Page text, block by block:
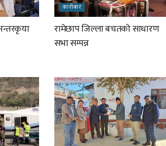
कारोबार
रामेछाप जिल्ला बचतको साधारण
सभा सम्पन्न